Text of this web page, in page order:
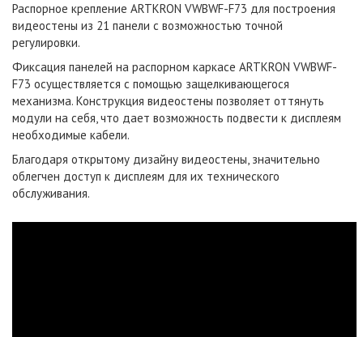
Распорное крепление ARTKRON VWBWF-F73 для построения
видеостены из 21 панели с возможностью точной
регулировки.
Фиксация панелей на распорном каркасе ARTKRON VWBWF-
F73 осуществляется с помощью защелкивающегося
механизма. Конструкция видеостены позволяет оттянуть
модули на себя, что дает возможность подвести к дисплеям
необходимые кабели.
Благодаря открытому дизайну видеостены, значительно
облегчен доступ к дисплеям для их технического
обслуживания.